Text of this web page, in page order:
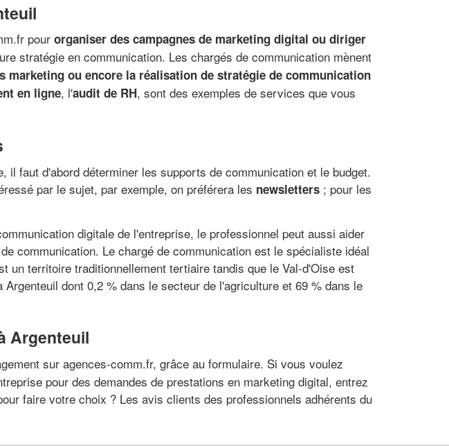
pour organiser des campagnes de marketing digital ou diriger
stratégie en communication. Les chargés de communication mènent
ou encore la réalisation de stratégie de communication
en ligne, l'audit de RH, sont des exemples de services que vous
faut d'abord déterminer les supports de communication et le budget.
par le sujet, par exemple, on préférera les newsletters ; pour les
digitale de l'entreprise, le professionnel peut aussi aider
communication. Le chargé de communication est le spécialiste idéal
un territoire traditionnellement tertiaire tandis que le Val-d'Oise est
dont 0,2 % dans le secteur de l'agriculture et 69 % dans le
Argenteuil
sur agences-comm.fr, grâce au formulaire. Si vous voulez
pour des demandes de prestations en marketing digital, entrez
faire votre choix ? Les avis clients des professionnels adhérents du